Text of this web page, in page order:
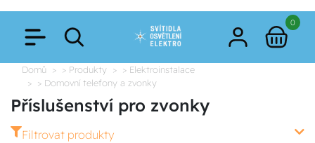
0
Domů > Produkty
> Elektroinstalace
> Domovní telefony a zvonky
Příslušenství pro zvonky
Filtrovat produkty